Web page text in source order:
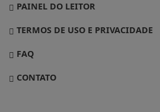
PAINEL DO LEITOR
TERMOS DE USO E PRIVACIDADE
FAQ
CONTATO